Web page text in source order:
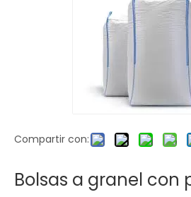
Compartir con:
Bolsas a granel con